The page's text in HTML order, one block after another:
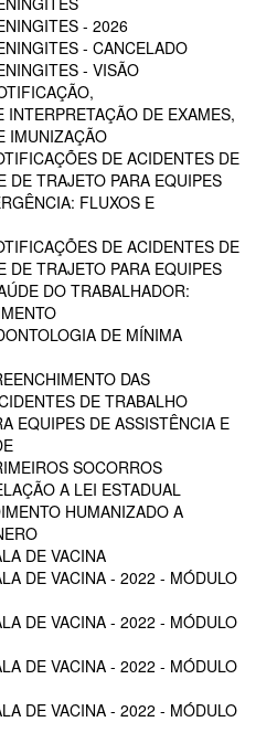
- 2026
- CANCELADO
- VISÃO
INTERPRETAÇÃO DE EXAMES,
IMUNIZAÇÃO
DE ACIDENTES DE
DE TRAJETO PARA EQUIPES
FLUXOS E
DE ACIDENTES DE
DE TRAJETO PARA EQUIPES
DO TRABALHADOR:
DE MÍNIMA
DAS
DE TRABALHO
EQUIPES DE ASSISTÊNCIA E
SOCORROS
A LEI ESTADUAL
HUMANIZADO A
DE VACINA
DE VACINA - 2022 - MÓDULO
DE VACINA - 2022 - MÓDULO
DE VACINA - 2022 - MÓDULO
DE VACINA - 2022 - MÓDULO